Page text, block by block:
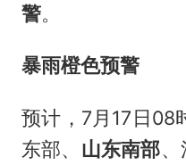
警。
暴雨橙色预警
预计，7月17日08
东部、 山东南部